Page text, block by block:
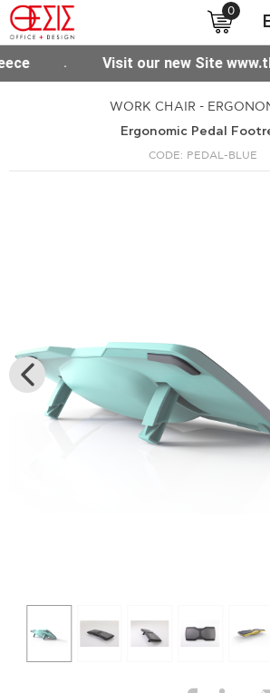
shipping for purchases over 300€
WORK CHAIR -
Ergonomic Pedal
CODE: PEDAL-BLUE
0